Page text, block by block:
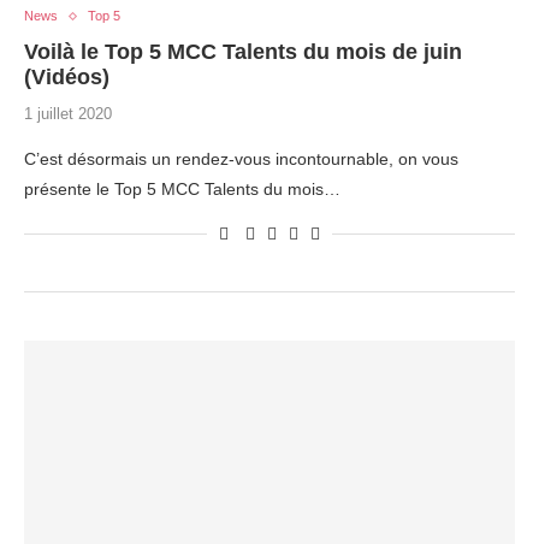
News Top 5
Voilà le Top 5 MCC Talents du mois de juin
(Vidéos)
1 juillet 2020
C’est désormais un rendez-vous incontournable, on vous
présente le Top 5 MCC Talents du mois…